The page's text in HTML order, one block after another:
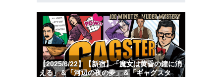
【2025/6/22】【新宿】「魔女は黄昏の鐘に消
える」＆「河辺の夜の夢」＆「ギャグスタ